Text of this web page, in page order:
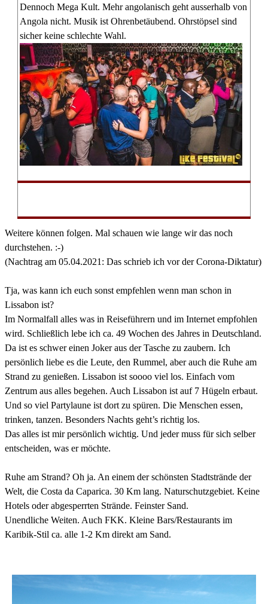
Dennoch Mega Kult. Mehr angolanisch geht ausserhalb von
Angola nicht. Musik ist Ohrenbetäubend. Ohrstöpsel sind
sicher keine schlechte Wahl.
Weitere können folgen. Mal schauen wie lange wir das noch
durchstehen. :-)
(Nachtrag am 05.04.2021: Das schrieb ich vor der Corona-Diktatur)
Tja, was kann ich euch sonst empfehlen wenn man schon in
Lissabon ist?
Im Normalfall alles was in Reiseführern und im Internet empfohlen
wird. Schließlich lebe ich ca. 49 Wochen des Jahres in Deutschland.
Da ist es schwer einen Joker aus der Tasche zu zaubern. Ich
persönlich liebe es die Leute, den Rummel, aber auch die Ruhe am
Strand zu genießen. Lissabon ist soooo viel los. Einfach vom
Zentrum aus alles begehen. Auch Lissabon ist auf 7 Hügeln erbaut.
Und so viel Partylaune ist dort zu spüren. Die Menschen essen,
trinken, tanzen. Besonders Nachts geht’s richtig los.
Das alles ist mir persönlich wichtig. Und jeder muss für sich selber
entscheiden, was er möchte.
Ruhe am Strand? Oh ja. An einem der schönsten Stadtstrände der
Welt, die Costa da Caparica. 30 Km lang. Naturschutzgebiet. Keine
Hotels oder abgesperrten Strände. Feinster Sand.
Unendliche Weiten. Auch FKK. Kleine Bars/Restaurants im
Karibik-Stil ca. alle 1-2 Km direkt am Sand.